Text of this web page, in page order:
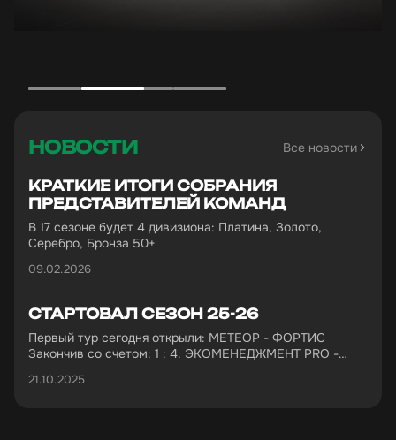
НОВОСТИ Все новости
КРАТКИЕ ИТОГИ СОБРАНИЯ
ПРЕДСТАВИТЕЛЕЙ КОМАНД
В 17 сезоне будет 4 дивизиона: Платина, Золото,
Серебро, Бронза 50+
09.02.2026
СТАРТОВАЛ СЕЗОН 25-26
Первый тур сегодня открыли: МЕТЕОР - ФОРТИС
Закончив со счетом: 1 : 4. ЭКОМЕНЕДЖМЕНТ PRO -
21.10.2025